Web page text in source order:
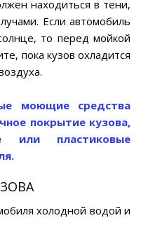
находиться в тени,
Если автомобиль
то перед мойкой
пока кузов охладится
моющие средства
покрытие кузова,
или пластиковые
холодной водой и